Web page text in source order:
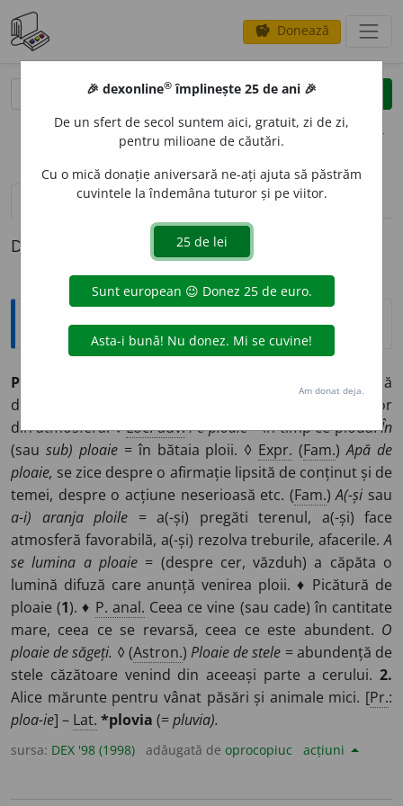
savings Donează
clear
opțiuni
definiții (1) pronunțievolume_up (50)
Definiția cu ID-ul 33139:
Explicative DEX
PLO
Precipitație atmosferică sub formă
de picături de apă provenite din condensarea vaporilor
din atmosferă. ◊Loc. adv. Pe ploaie= în timp ce plouă.În
(sau sub) ploaie= în bătaia ploii. ◊ Expr. (Fam.)Apă de
ploaie, se zice despre o afirmație lipsită de conținut și de
temei, despre o acțiune neserioasă etc. (Fam.)A(-și sau
a-i) aranja ploile = a(-și) pregăti terenul, a(-și) face
atmosferă favorabilă, a(-și) rezolva treburile, afacerile.A
se lumina a ploaie= (despre cer, văzduh) a căpăta o
lumină difuză care anunță venirea ploii. ♦ Picătură de
ploaie (1). ♦ P. anal. Ceea ce vine (sau cade) în cantitate
mare, ceea ce se revarsă, ceea ce este abundent. O
ploaie de săgeți. ◊ (Astron.)Ploaie de stele = abundență de
stele căzătoare venind din aceeași parte a cerului. 2.
Alice mărunte pentru vânat păsări și animale mici. [Pr.:
ploa-ie] – Lat. *plovia (=pluvia).
sursa: DEX '98 (1998) adăugată de oprocopiuc acțiuni
🎉 dexonline® împlinește 25 de ani 🎉
De un sfert de secol suntem aici, gratuit, zi de zi,
pentru milioane de căutări.
Cu o mică donație aniversară ne-ați ajuta să păstrăm
cuvintele la îndemâna tuturor și pe viitor.
Am donat deja.